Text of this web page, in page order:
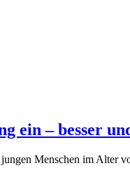
ein – besser
Menschen im Alter